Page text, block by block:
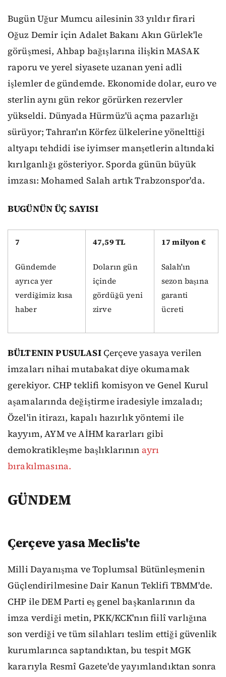
Bugün Uğur Mumcu ailesinin 33 yıldır firari
Oğuz Demir için Adalet Bakanı Akın Gürlek'le
görüşmesi, Ahbap bağışlarına ilişkin MASAK
raporu ve yerel siyasete uzanan yeni adli
işlemler de gündemde. Ekonomide dolar, euro ve
sterlin aynı gün rekor görürken rezervler
yükseldi. Dünyada Hürmüz'ü açma pazarlığı
sürüyor; Tahran'ın Körfez ülkelerine yönelttiği
altyapı tehdidi ise iyimser manşetlerin altındaki
kırılganlığı gösteriyor. Sporda günün büyük
imzası: Mohamed Salah artık Trabzonspor'da.
BUGÜNÜN ÜÇ SAYISI
7
Gündemde
ayrıca yer
verdiğimiz kısa
haber
47,59 TL
Doların gün
içinde
gördüğü yeni
zirve
17 milyon €
Salah'ın
sezon başına
garanti
ücreti
BÜLTENIN PUSULASIÇerçeve yasaya verilen
imzaları nihai mutabakat diye okumamak
gerekiyor. CHP teklifi komisyon ve Genel Kurul
aşamalarında değiştirme iradesiyle imzaladı;
Özel'in itirazı, kapalı hazırlık yöntemi ile
kayyım, AYM ve AİHM kararları gibi
demokratikleşme başlıklarının ayrı
bırakılmasına.
GÜNDEM
Çerçeve yasa Meclis'te
Milli Dayanışma ve Toplumsal Bütünleşmenin
Güçlendirilmesine Dair Kanun Teklifi TBMM'de.
CHP ile DEM Parti eş genel başkanlarının da
imza verdiği metin, PKK/KCK'nın fiilî varlığına
son verdiği ve tüm silahları teslim ettiği güvenlik
kurumlarınca saptandıktan, bu tespit MGK
kararıyla Resmî Gazete'de yayımlandıktan sonra